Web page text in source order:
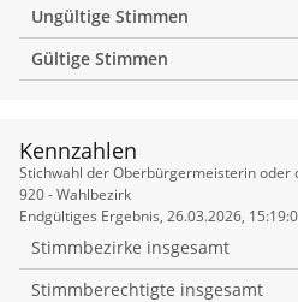
Ungültige Stimmen
Gültige Stimmen
Kennzahlen
Kennzahlen
Stichwahl der Oberbürgermeisterin oder
920 - Wahlbezirk
Endgültiges Ergebnis, 26.03.2026,
Stimmbezirke insgesamt
Stimmberechtigte insgesamt